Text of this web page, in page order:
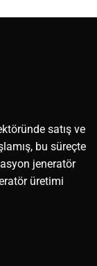
satış ve
bu süreçte
jeneratör
üretimi